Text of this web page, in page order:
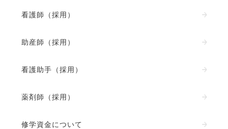
看護師（採用）
助産師（採用）
看護助手（採用）
薬剤師（採用）
修学資金について